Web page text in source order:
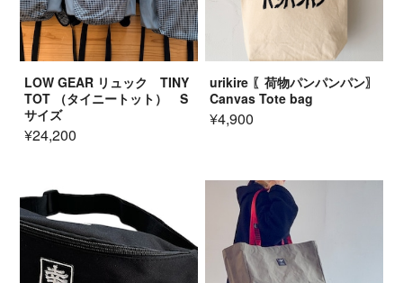
LOW GEAR リュック TINY
TOT （タイニートット） S
サイズ
¥24,200
urikire 〖荷物パンパンパン〗
Canvas Tote bag
¥4,900